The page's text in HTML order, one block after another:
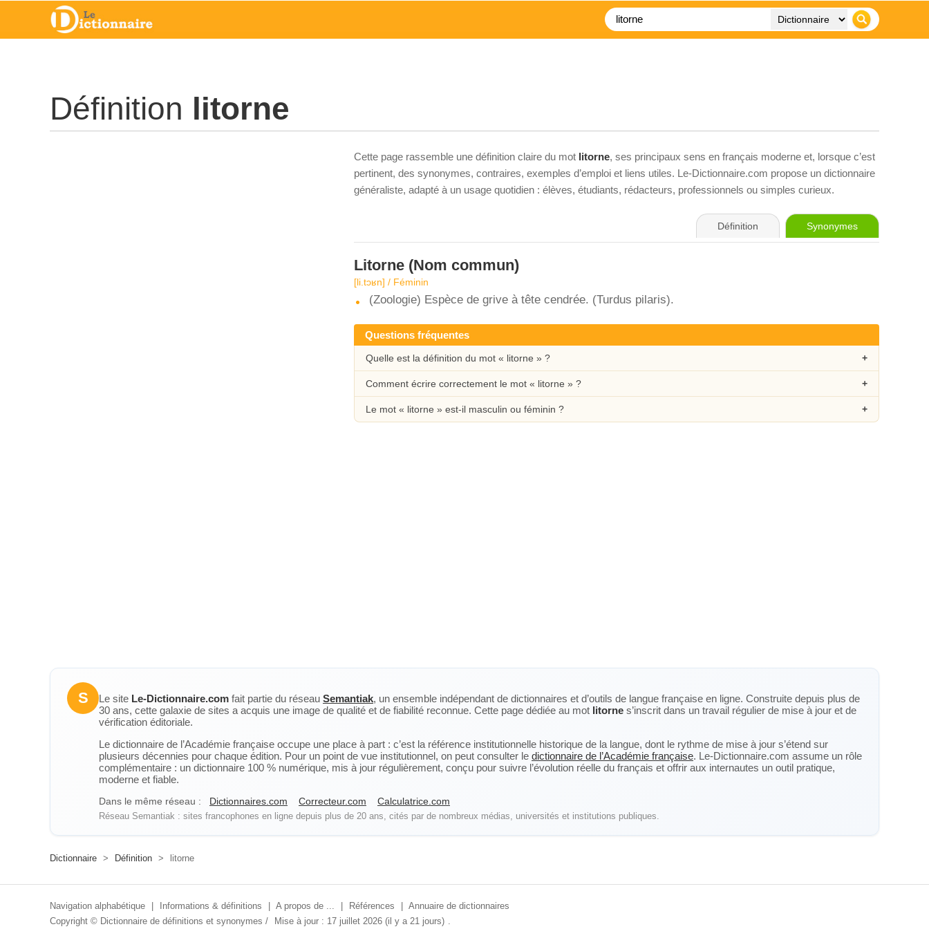
Définition litorne
Cette page rassemble une définition claire du mot litorne, ses principaux sens en français moderne et, lorsque c’est
pertinent, des synonymes, contraires, exemples d’emploi et liens utiles. Le-Dictionnaire.com propose un dictionnaire
généraliste, adapté à un usage quotidien : élèves, étudiants, rédacteurs, professionnels ou simples curieux.
Définition Synonymes
Litorne (Nom commun)
[li.tɔʁn] / Féminin
(Zoologie) Espèce de grive à tête cendrée. (Turdus pilaris).
Questions fréquentes
Quelle est la définition du mot « litorne » ?
Comment écrire correctement le mot « litorne » ?
Le mot « litorne » est-il masculin ou féminin ?
S Le site Le-Dictionnaire.com fait partie du réseau Semantiak, un ensemble indépendant de dictionnaires et d’outils de langue française en ligne. Construite depuis plus de
30 ans, cette galaxie de sites a acquis une image de qualité et de fiabilité reconnue. Cette page dédiée au mot litorne s’inscrit dans un travail régulier de mise à jour et de
vérification éditoriale.
Le dictionnaire de l’Académie française occupe une place à part : c’est la référence institutionnelle historique de la langue, dont le rythme de mise à jour s’étend sur
plusieurs décennies pour chaque édition. Pour un point de vue institutionnel, on peut consulter le dictionnaire de l’Académie française. Le-Dictionnaire.com assume un rôle
complémentaire : un dictionnaire 100 % numérique, mis à jour régulièrement, conçu pour suivre l’évolution réelle du français et offrir aux internautes un outil pratique,
moderne et fiable.
Dans le même réseau : Dictionnaires.com Correcteur.com Calculatrice.com
Réseau Semantiak : sites francophones en ligne depuis plus de 20 ans, cités par de nombreux médias, universités et institutions publiques.
Dictionnaire > Définition > litorne
Navigation alphabétique Informations & définitions A propos de ... Références
Annuaire de dictionnaires
Copyright © Dictionnaire de définitions et synonymes / Mise à jour : 17 juillet 2026 (il y a 21 jours) .